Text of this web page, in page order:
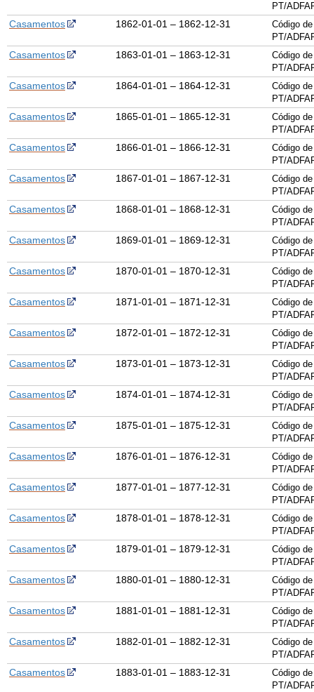
PT/
Casamentos 1862-01-01 – 1862-12-31
Código
PT/
Casamentos 1863-01-01 – 1863-12-31
Código
PT/
Casamentos 1864-01-01 – 1864-12-31
Código
PT/
Casamentos 1865-01-01 – 1865-12-31
Código
PT/
Casamentos 1866-01-01 – 1866-12-31
Código
PT/
Casamentos 1867-01-01 – 1867-12-31
Código
PT/
Casamentos 1868-01-01 – 1868-12-31
Código
PT/
Casamentos 1869-01-01 – 1869-12-31
Código
PT/
Casamentos 1870-01-01 – 1870-12-31
Código
PT/
Casamentos 1871-01-01 – 1871-12-31
Código
PT/
Casamentos 1872-01-01 – 1872-12-31
Código
PT/
Casamentos 1873-01-01 – 1873-12-31
Código
PT/
Casamentos 1874-01-01 – 1874-12-31
Código
PT/
Casamentos 1875-01-01 – 1875-12-31
Código
PT/
Casamentos 1876-01-01 – 1876-12-31
Código
PT/
Casamentos 1877-01-01 – 1877-12-31
Código
PT/
Casamentos 1878-01-01 – 1878-12-31
Código
PT/
Casamentos 1879-01-01 – 1879-12-31
Código
PT/
Casamentos 1880-01-01 – 1880-12-31
Código
PT/
Casamentos 1881-01-01 – 1881-12-31
Código
PT/
Casamentos 1882-01-01 – 1882-12-31
Código
PT/
Casamentos 1883-01-01 – 1883-12-31
Código
PT/